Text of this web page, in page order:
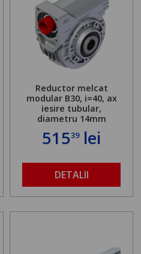
Reductor melcat
modular B30, i=40, ax
iesire tubular,
diametru 14mm
51539lei
DETALII